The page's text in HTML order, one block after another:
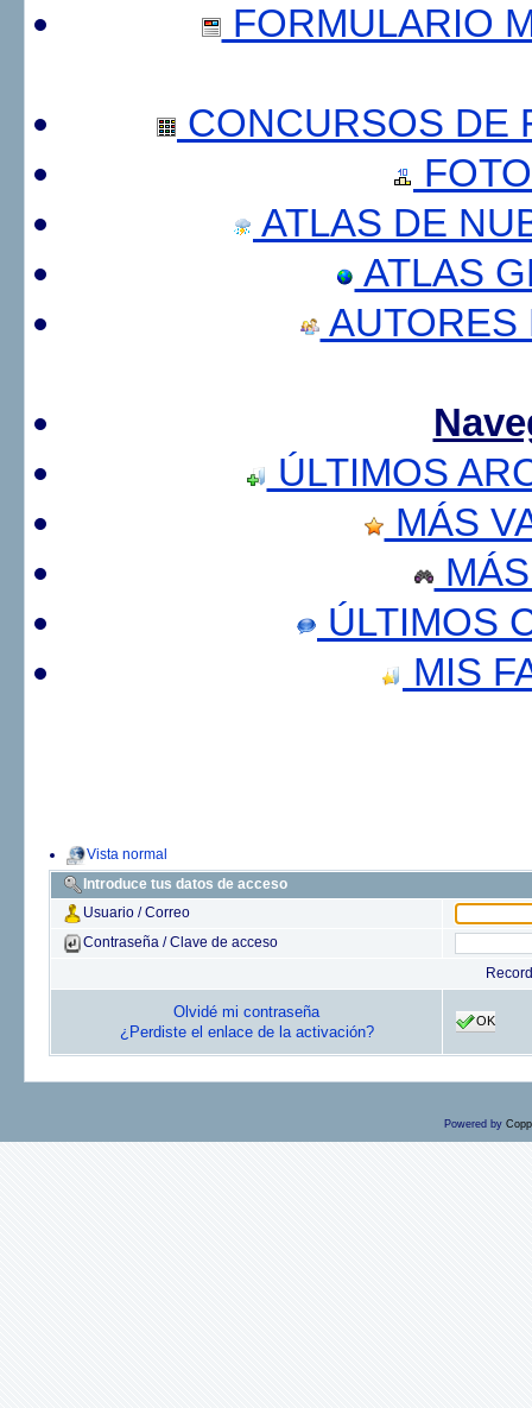
FORMULARIO
CONCURSOS DE
ATLAS DE
ATLAS
AUTORES
ÚLTIMOS
MÁS
ÚLTIMOS
MIS
Vista normal
Introduce tus datos de acceso
Usuario / Correo
Contraseña / Clave de acceso
Olvidé mi contraseña
¿Perdiste el enlace de la activación?
OK
Powered by